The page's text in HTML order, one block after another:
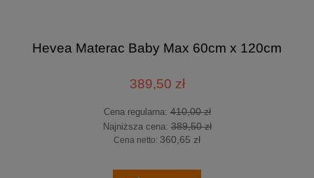
Hevea Materac Baby Max 60cm x 120cm
389,50 zł
Cena regularna:410,00 zł
Najniższa cena:389,50 zł
Cena netto: 360,65 zł